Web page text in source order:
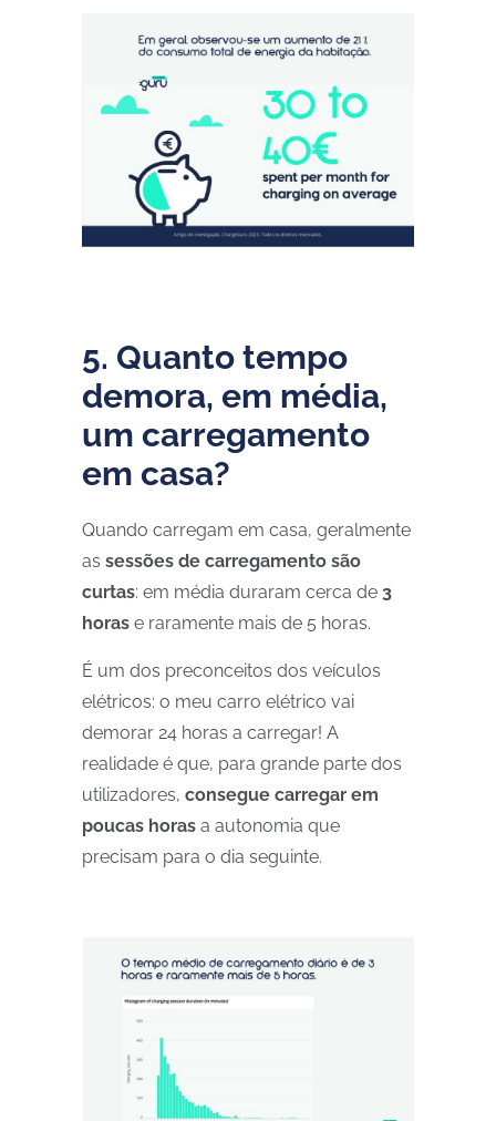
5. Quanto tempo
demora, em média,
um carregamento
em casa?
Quando carregam em casa, geralmente
as sessões de carregamento são
curtas: em média duraram cerca de 3
horas e raramente mais de 5 horas.
É um dos preconceitos dos veículos
elétricos: o meu carro elétrico vai
demorar 24 horas a carregar! A
realidade é que, para grande parte dos
utilizadores, consegue carregar em
poucas horas a autonomia que
precisam para o dia seguinte.